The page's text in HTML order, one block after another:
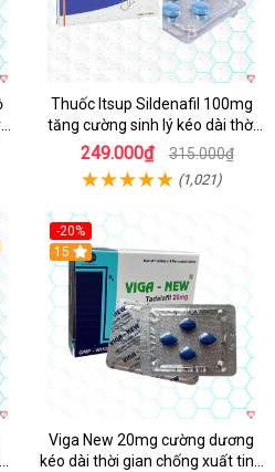
Thuốc Itsup Sildenafil 100mg
tăng cường sinh lý kéo dài thời
gian cho nam
249.000₫ 315.000₫
(1,021)
-20%
15
Viga New 20mg cường dương
kéo dài thời gian chống xuất tinh